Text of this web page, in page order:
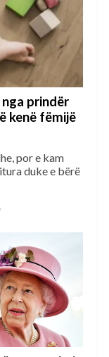
prindër
kenë fëmijë
por e kam
duke e bërë